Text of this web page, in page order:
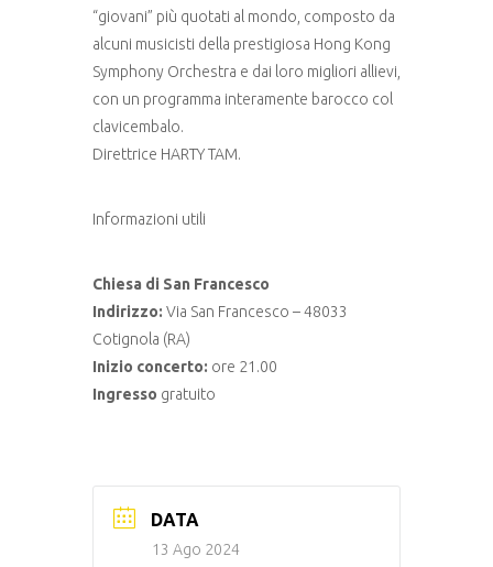
“giovani” più quotati al mondo, composto da
alcuni musicisti della prestigiosa Hong Kong
Symphony Orchestra e dai loro migliori allievi,
con un programma interamente barocco col
clavicembalo.
Direttrice HARTY TAM.
Informazioni utili
Chiesa di San Francesco
Indirizzo: Via San Francesco – 48033
Cotignola (RA)
Inizio concerto: ore 21.00
Ingresso gratuito
DATA
13 Ago 2024